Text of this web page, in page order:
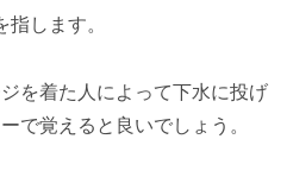
指します。
を着た人によって下水に投げ
で覚えると良いでしょう。